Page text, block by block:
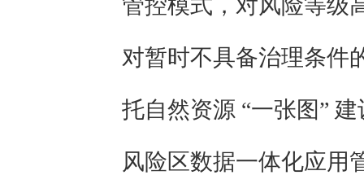
管控模式，对风险等级
对暂时不具备治理条件
托自然资源 “一张图”
风险区数据一体化应用